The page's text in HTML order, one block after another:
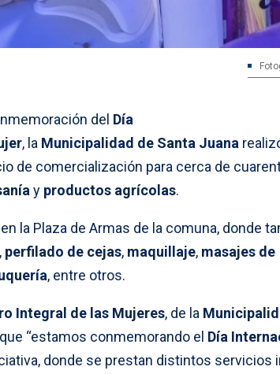
del Día
, la Municipalidad de Santa Juana
de comercialización para cerca de
y productos agrícolas.
la Plaza de Armas de la comuna, donde
, perfilado de cejas, maquillaje, masajes de
, entre otros.
Integral de las Mujeres, de la
“estamos conmemorando el Día
donde se prestan distintos servicios